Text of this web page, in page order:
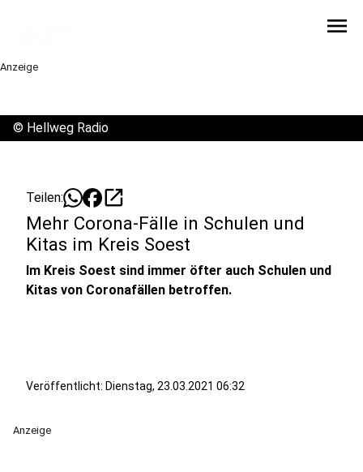
menu
Anzeige
© Hellweg Radio
Teilen: open_in_new
Mehr Corona-Fälle in Schulen und
Kitas im Kreis Soest
Im Kreis Soest sind immer öfter auch Schulen und
Kitas von Coronafällen betroffen.
Veröffentlicht: Dienstag, 23.03.2021 06:32
Anzeige